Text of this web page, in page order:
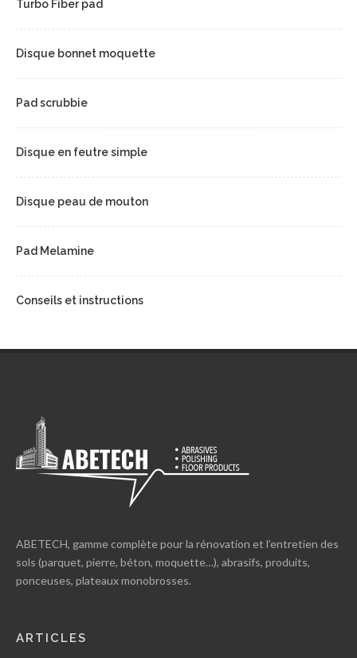
Turbo Fiber pad
Disque bonnet moquette
Pad scrubbie
Disque en feutre simple
Disque peau de mouton
Pad Melamine
Conseils et instructions
ABETECH, gamme complète pour la rénovation et l’entretien des
sols (parquet, pierre, béton, moquette…), abrasifs, produits,
ponceuses, plateaux monobrosses.
ARTICLES